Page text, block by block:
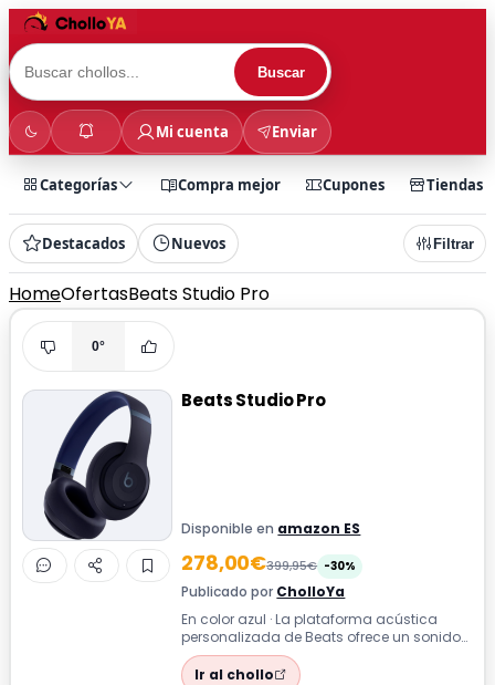
Buscar
Mi cuenta Enviar
Categorías Compra mejor Cupones Tiendas
Destacados Nuevos Filtrar
HomeOfertasBeats Studio Pro
0°
Beats Studio Pro
Disponible en amazon ES
278,00€399,95€ -30%
Publicado por CholloYa
En color azul · La plataforma acústica
personalizada de Beats ofrece un sonido
detallado y envolvente tanto al escuch...
Ir al chollo